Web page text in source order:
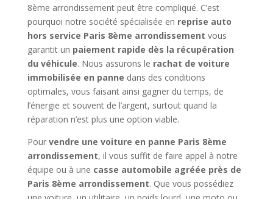
8ème arrondissement peut être compliqué. C’est
pourquoi notre société spécialisée en reprise auto
hors service Paris 8ème arrondissement vous
garantit un paiement rapide dès la récupération
du véhicule. Nous assurons le rachat de voiture
immobilisée en panne dans des conditions
optimales, vous faisant ainsi gagner du temps, de
l’énergie et souvent de l’argent, surtout quand la
réparation n’est plus une option viable.
Pour vendre une voiture en panne Paris 8ème
arrondissement, il vous suffit de faire appel à notre
équipe ou à une casse automobile agréée près de
Paris 8ème arrondissement. Que vous possédiez